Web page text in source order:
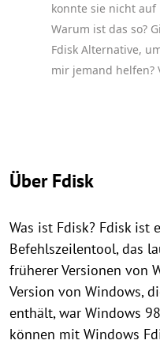
konnte sie nicht
Warum ist das so?
Fdisk Alternative,
mir jemand helfen?
Über Fdisk
Was ist Fdisk? Fdisk ist
Befehlszeilentool, das
früherer Versionen von
Version von Windows,
enthält, war Windows
können mit Windows